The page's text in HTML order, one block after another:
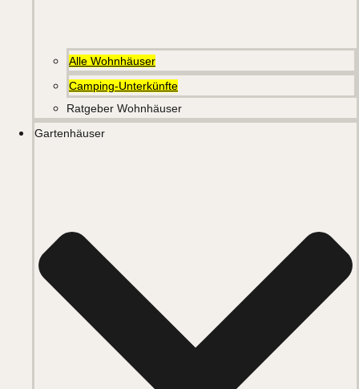
Alle Wohnhäuser
Camping-Unterkünfte
Ratgeber Wohnhäuser
Gartenhäuser